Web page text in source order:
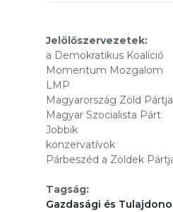
Jelölőszervezetek:
a Demokratikus Koalíció
Momentum Mozgalom
LMP
Magyarország Zöld Pártja
Magyar Szocialista Párt
Jobbik
konzervatívok
Párbeszéd a Zöldek
Tagság:
Gazdasági és